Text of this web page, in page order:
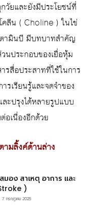
วัยและยังมีประโยชน์ที่
ลีน ( Choline ) ในไข่
ตามินบี มีบทบาทสำคัญ
นประกอบของเยื่อหุ้ม
รสื่อประสาทที่ใช้ในการ
รเรียนรู้และจดจำของ
ะปรุงได้หลายรูปแบบ
อเนื่องอีกด้วย
ามลิ้งค์ด้านล่าง
อง สาเหตุ อาการ และ
)
7 กรกฎาคม 2025